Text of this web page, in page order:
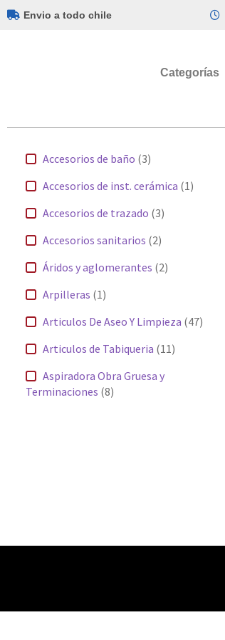
Envio a todo chile
Categorías
Accesorios de baño (3)
Accesorios de inst. cerámica (1)
Accesorios de trazado (3)
Accesorios sanitarios (2)
Áridos y aglomerantes (2)
Arpilleras (1)
Articulos De Aseo Y Limpieza (47)
Articulos de Tabiqueria (11)
Aspiradora Obra Gruesa y
Terminaciones (8)
Cerrajeria(5)